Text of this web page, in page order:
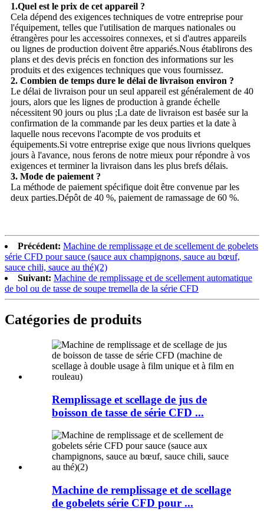
1.Quel est le prix de cet appareil ?
Cela dépend des exigences techniques de votre entreprise pour
l'équipement, telles que l'utilisation de marques nationales ou
étrangères pour les accessoires connexes, et si d'autres appareils
ou lignes de production doivent être appariés.Nous établirons des
plans et des devis précis en fonction des informations sur les
produits et des exigences techniques que vous fournissez.
2. Combien de temps dure le délai de livraison environ ?
Le délai de livraison pour un seul appareil est généralement de 40
jours, alors que les lignes de production à grande échelle
nécessitent 90 jours ou plus ;La date de livraison est basée sur la
confirmation de la commande par les deux parties et la date à
laquelle nous recevons l'acompte de vos produits et
équipements.Si votre entreprise exige que nous livrions quelques
jours à l'avance, nous ferons de notre mieux pour répondre à vos
exigences et terminer la livraison dans les plus brefs délais.
3. Mode de paiement ?
La méthode de paiement spécifique doit être convenue par les
deux parties.Dépôt de 40 %, paiement de ramassage de 60 %.
Précédent: Machine de remplissage et de scellement de gobelets
série CFD pour sauce (sauce aux champignons, sauce au bœuf,
sauce chili, sauce au thé)(2)
Suivant: Machine de remplissage et de scellement automatique
de bol ou de tasse de soupe tremella de la série CFD
Catégories de produits
Remplissage et scellage de jus de
boisson de tasse de série CFD ...
Machine de remplissage et de scellage
de gobelets série CFD pour ...